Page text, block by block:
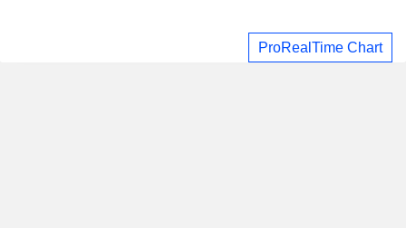
ProRealTime Chart